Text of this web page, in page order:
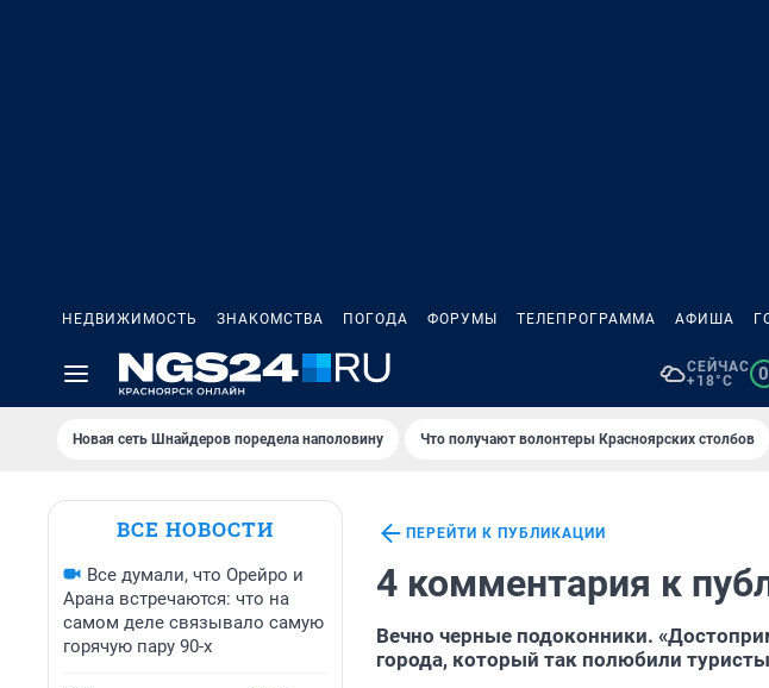
НЕДВИЖИМОСТЬ ЗНАКОМСТВА ПОГОДА ФОРУМЫ ТЕЛЕПРОГРАММА АФИША
СЕЙЧАС
+18°C
0
Новая сеть Шнайдеров поредела наполовину Что получают волонтеры Красноярских столбов
ВСЕ НОВОСТИ
Все думали, что Орейро и
Арана встречаются: что на
самом деле связывало самую
горячую пару 90-х
ПЕРЕЙТИ К ПУБЛИКАЦИИ
4 комментария к
Вечно черные подоконники.
города, который так полюбили